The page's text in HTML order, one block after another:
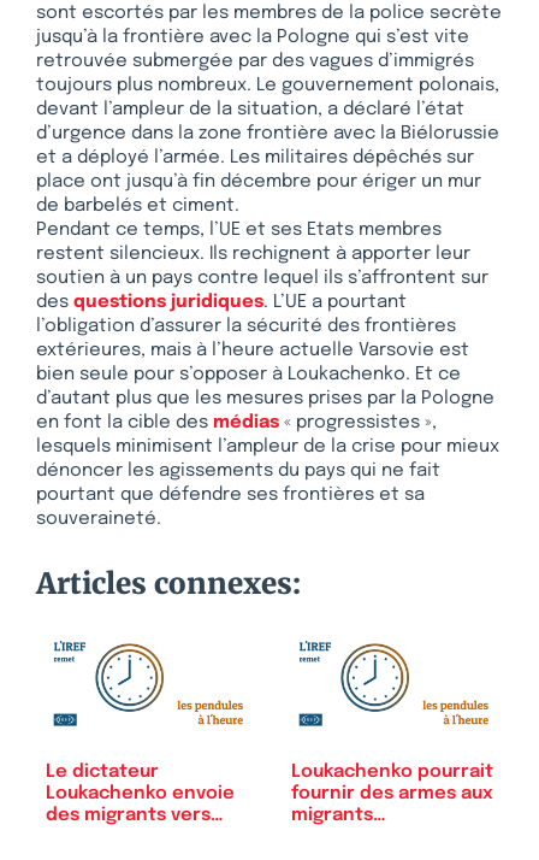
sont escortés par les membres de la police secrète
jusqu’à la frontière avec la Pologne qui s’est vite
retrouvée submergée par des vagues d’immigrés
toujours plus nombreux. Le gouvernement polonais,
devant l’ampleur de la situation, a déclaré l’état
d’urgence dans la zone frontière avec la Biélorussie
et a déployé l’armée. Les militaires dépêchés sur
place ont jusqu’à fin décembre pour ériger un mur
de barbelés et ciment.
Pendant ce temps, l’UE et ses Etats membres
restent silencieux. Ils rechignent à apporter leur
soutien à un pays contre lequel ils s’affrontent sur
des questions juridiques. L’UE a pourtant
l’obligation d’assurer la sécurité des frontières
extérieures, mais à l’heure actuelle Varsovie est
bien seule pour s’opposer à Loukachenko. Et ce
d’autant plus que les mesures prises par la Pologne
en font la cible des médias « progressistes »,
lesquels minimisent l’ampleur de la crise pour mieux
dénoncer les agissements du pays qui ne fait
pourtant que défendre ses frontières et sa
souveraineté.
Articles connexes:
Le dictateur
Loukachenko envoie
des migrants vers…
Loukachenko pourrait
fournir des armes aux
migrants…